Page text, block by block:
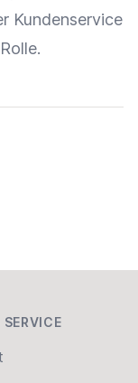
Kundenservice
SERVICE